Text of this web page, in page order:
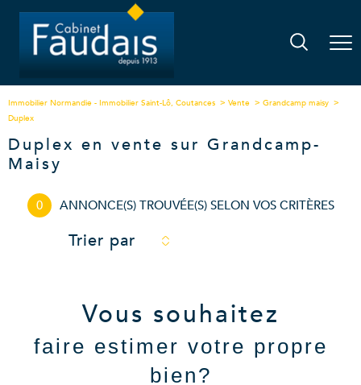
Immobilier Normandie - Immobilier Saint-Lô, Coutances Vente
Grandcamp maisy
Duplex
Duplex en vente sur Grandcamp-
Maisy
0 ANNONCE(S) TROUVÉE(S) SELON VOS CRITÈRES
Trier par
Vous souhaitez
faire estimer votre propre
bien?